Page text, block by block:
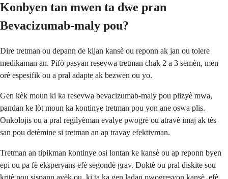
Konbyen tan mwen ta dwe pran
Bevacizumab-maly pou?
Dire tretman ou depann de kijan kansè ou reponn ak jan ou tolere
medikaman an. Pifò pasyan resevwa tretman chak 2 a 3 semèn, men
orè espesifik ou a pral adapte ak bezwen ou yo.
Gen kèk moun ki ka resevwa bevacizumab-maly pou plizyè mwa,
pandan ke lòt moun ka kontinye tretman pou yon ane oswa plis.
Onkolojis ou a pral regilyèman evalye pwogrè ou atravè imaj ak tès
san pou detèmine si tretman an ap travay efektivman.
Tretman an tipikman kontinye osi lontan ke kansè ou ap reponn byen
epi ou pa fè eksperyans efè segondè grav. Doktè ou pral diskite sou